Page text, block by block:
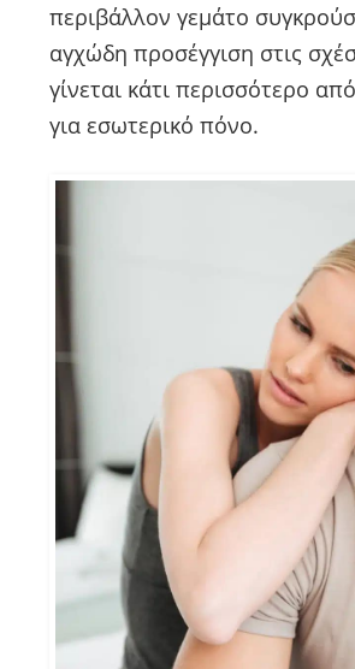
περιβάλλον γεμάτο
αγχώδη προσέγγιση στις
γίνεται κάτι περισσότερο
για εσωτερικό πόνο.